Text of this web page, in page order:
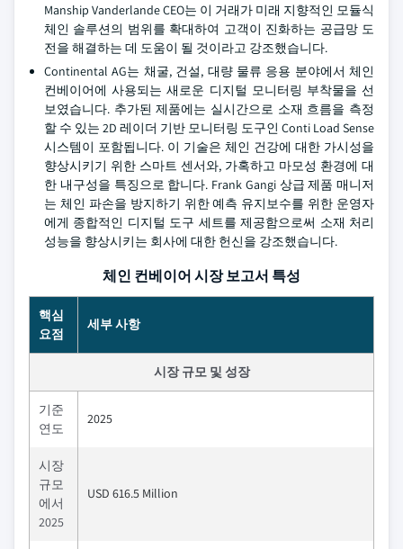
Manship Vanderlande CEO는 이 거래가 미래 지향적인 모듈식
체인 솔루션의 범위를 확대하여 고객이 진화하는 공급망 도
전을 해결하는 데 도움이 될 것이라고 강조했습니다.
Continental AG는 채굴, 건설, 대량 물류 응용 분야에서 체인
컨베이어에 사용되는 새로운 디지털 모니터링 부착물을 선
보였습니다. 추가된 제품에는 실시간으로 소재 흐름을 측정
할 수 있는 2D 레이더 기반 모니터링 도구인 Conti Load Sense
시스템이 포함됩니다. 이 기술은 체인 건강에 대한 가시성을
향상시키기 위한 스마트 센서와, 가혹하고 마모성 환경에 대
한 내구성을 특징으로 합니다. Frank Gangi 상급 제품 매니저
는 체인 파손을 방지하기 위한 예측 유지보수를 위한 운영자
에게 종합적인 디지털 도구 세트를 제공함으로써 소재 처리
성능을 향상시키는 회사에 대한 헌신을 강조했습니다.
체인 컨베이어 시장 보고서 특성
핵심
요점
세부 사항
시장 규모 및 성장
기준
연도
2025
시장
규모
에서
2025
USD 616.5 Million